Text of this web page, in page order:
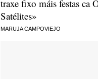
traxe fixo máis festas ca
Satélites»
MARUJA CAMPOVIEJO